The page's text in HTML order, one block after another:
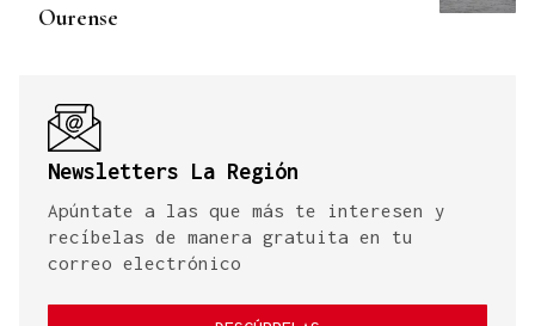
Ourense
Newsletters La Región
Apúntate a las que más te interesen y
recíbelas de manera gratuita en tu
correo electrónico